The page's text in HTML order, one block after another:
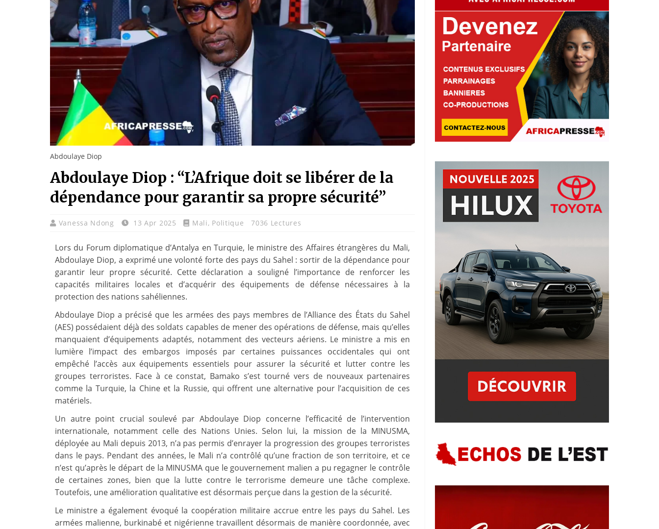
Abdoulaye Diop
Abdoulaye Diop : “L’Afrique doit se libérer de la
dépendance pour garantir sa propre sécurité”
Vanessa Ndong 13 Apr 2025 Mali, Politique 7036 Lectures
Lors du Forum diplomatique d’Antalya en Turquie, le ministre des Affaires étrangères du Mali,
Abdoulaye Diop, a exprimé une volonté forte des pays du Sahel : sortir de la dépendance pour
garantir leur propre sécurité. Cette déclaration a souligné l’importance de renforcer les
capacités militaires locales et d’acquérir des équipements de défense nécessaires à la
protection des nations sahéliennes.
Abdoulaye Diop a précisé que les armées des pays membres de l’Alliance des États du Sahel
(AES) possédaient déjà des soldats capables de mener des opérations de défense, mais qu’elles
manquaient d’équipements adaptés, notamment des vecteurs aériens. Le ministre a mis en
lumière l’impact des embargos imposés par certaines puissances occidentales qui ont
empêché l’accès aux équipements essentiels pour assurer la sécurité et lutter contre les
groupes terroristes. Face à ce constat, Bamako s’est tourné vers de nouveaux partenaires
comme la Turquie, la Chine et la Russie, qui offrent une alternative pour l’acquisition de ces
matériels.
Un autre point crucial soulevé par Abdoulaye Diop concerne l’efficacité de l’intervention
internationale, notamment celle des Nations Unies. Selon lui, la mission de la MINUSMA,
déployée au Mali depuis 2013, n’a pas permis d’enrayer la progression des groupes terroristes
dans le pays. Pendant des années, le Mali n’a contrôlé qu’une fraction de son territoire, et ce
n’est qu’après le départ de la MINUSMA que le gouvernement malien a pu regagner le contrôle
de certaines zones, bien que la lutte contre le terrorisme demeure une tâche complexe.
Toutefois, une amélioration qualitative est désormais perçue dans la gestion de la sécurité.
Le ministre a également évoqué la coopération militaire accrue entre les pays du Sahel. Les
armées malienne, burkinabé et nigérienne travaillent désormais de manière coordonnée, avec